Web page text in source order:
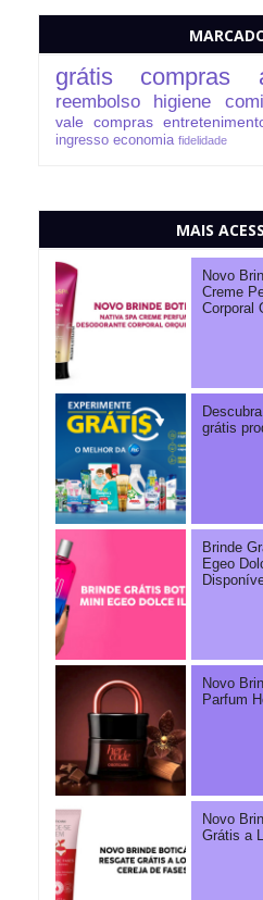
grátis compras
reembolso higiene
vale compras
ingresso economia fidelidade
MAIS
Novo
Creme
Corporal
grátis
Brinde
Egeo
Novo
Parfum
Novo
Grátis a